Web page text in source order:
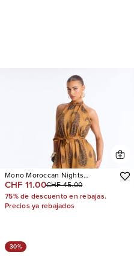
Mono Moroccan Nights
Backless
CHF 11.00CHF 45.00
75% de descuento en rebajas.
Precios ya rebajados
30%